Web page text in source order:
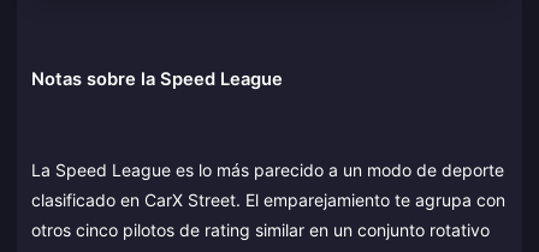
Notas sobre la Speed League
La Speed League es lo más parecido a un modo de deporte
clasificado en CarX Street. El emparejamiento te agrupa con
otros cinco pilotos de rating similar en un conjunto rotativo